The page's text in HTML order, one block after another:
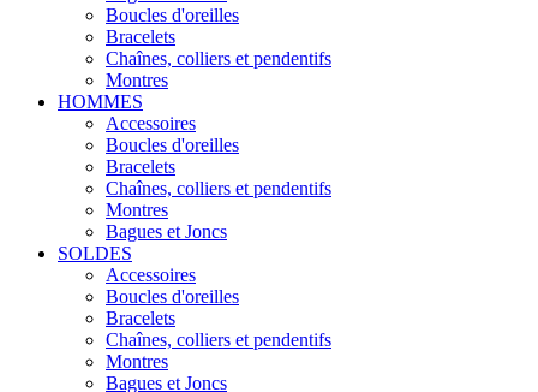
Boucles d'oreilles
Bracelets
Chaînes, colliers et pendentifs
Montres
HOMMES
Accessoires
Boucles d'oreilles
Bracelets
Chaînes, colliers et pendentifs
Montres
Bagues et Joncs
SOLDES
Accessoires
Boucles d'oreilles
Bracelets
Chaînes, colliers et pendentifs
Montres
Bagues et Joncs